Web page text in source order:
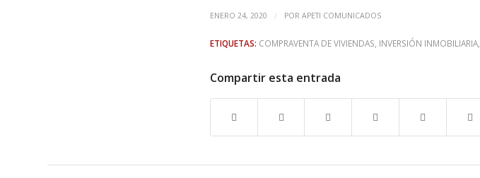
ENERO 24, 2020 / POR APETI COMUNICADOS
ETIQUETAS: COMPRAVENTA DE VIVIENDAS, INVERSIÓN INMOBILIARIA,
Compartir esta entrada